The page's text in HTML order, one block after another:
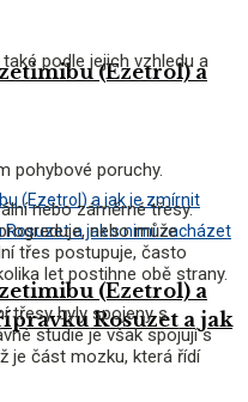
(Ezetrol) a
Rosuzet a jak
(Ezetrol) a
podle jejich vzhledu a
pohybové poruchy.
nebo záměrné třesy.
nebo může
třes postupuje, často
let postihne obě strany.
třesy byly spojeny s
studie je však spojují s
je část mozku, která řídí